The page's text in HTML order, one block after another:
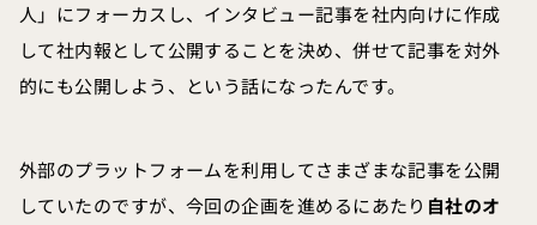
人」にフォーカスし、インタビュー記事を社内向けに作成
して社内報として公開することを決め、併せて記事を対外
的にも公開しよう、という話になったんです。
外部のプラットフォームを利用してさまざまな記事を公開
していたのですが、今回の企画を進めるにあたり 自社のオ